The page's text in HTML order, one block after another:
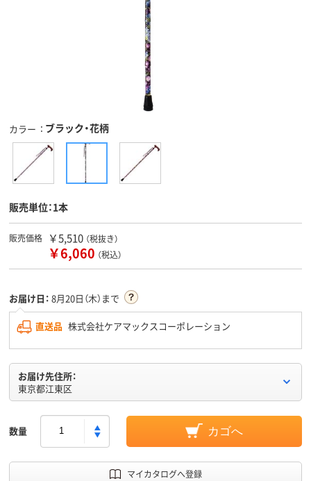
カラー ブラック・花柄
販売単位：1本
販売価格 ￥5,510 （税抜き）
￥6,060 （税込）
お届け日： 8月20日（木）まで
直送品 株式会社ケアマックスコーポレーション
お届け先住所：
東京都江東区
数量 カゴへ
マイカタログへ登録